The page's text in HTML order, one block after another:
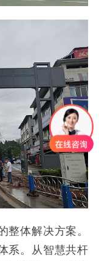
整体解决方案。
系。从智慧共杆